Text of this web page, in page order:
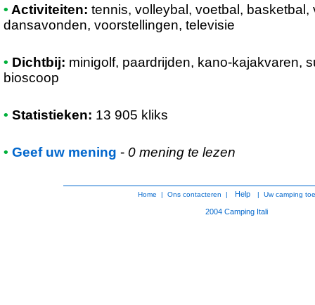
• Activiteiten: tennis, volleybal, voetbal,
dansavonden, voorstellingen, televisie
• Dichtbij: minigolf, paardrijden, kano-kajakvaren,
bioscoop
• Statistieken: 13 905 kliks
• Geef uw mening - 0 mening te lezen
Home | Ons contacteren | Help | Uw camping
2004 Camping Itali